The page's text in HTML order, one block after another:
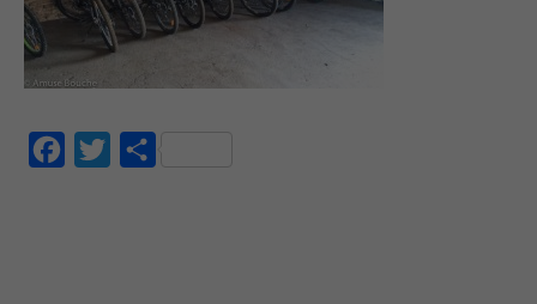
FacebookTwitter